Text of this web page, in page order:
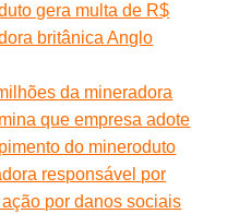
gera multa de R$
britânica Anglo
da mineradora
que empresa adote
do mineroduto
responsável por
por danos sociais